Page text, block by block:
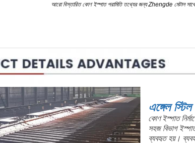
কোণ ইস্পাতের স্পেসিফিকেশন 2-20,সংখ্যা হিসাবে
করা উচিত,এবং সংশ্লিষ্ট মানদণ্ড উল্লেখ করা
বা তার কম সেগুলি ছোট কোণ স্টিল.
বিস্তারিত
হওয়া উচিত নয়।
এঙ্গেল স্টিলের
নির্ধারিত হয়েছে,
তাত্ত্বিক ওজন